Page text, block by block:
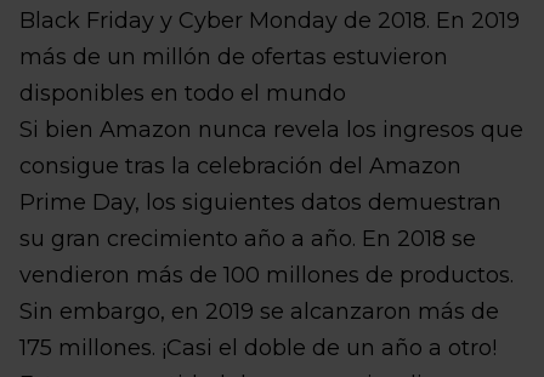
Black Friday y Cyber Monday de 2018. En 2019
más de un millón de ofertas estuvieron
disponibles en todo el mundo
Si bien Amazon nunca revela los ingresos que
consigue tras la celebración del Amazon
Prime Day, los siguientes datos demuestran
su gran crecimiento año a año. En 2018 se
vendieron más de 100 millones de productos.
Sin embargo, en 2019 se alcanzaron más de
175 millones. ¡Casi el doble de un año a otro!